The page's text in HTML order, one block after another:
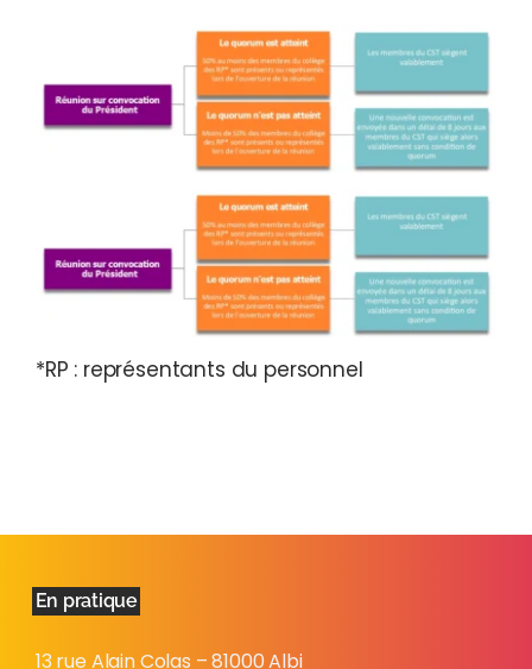
*RP : représentants du personnel
En pratique
13 rue Alain Colas – 81000 Albi